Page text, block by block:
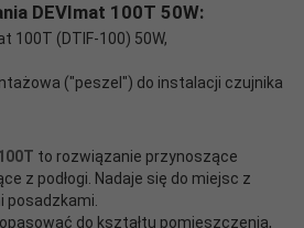
DEVImat 100T 50W:
100T (DTIF-100) 50W,
("peszel") do instalacji czujnika
to rozwiązanie przynoszące
z podłogi. Nadaje się do miejsc z
posadzkami.
do kształtu pomieszczenia,